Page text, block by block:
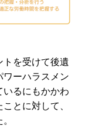
を受けて後遺
ワーハラスメン
いるにもかかわ
とに対して、